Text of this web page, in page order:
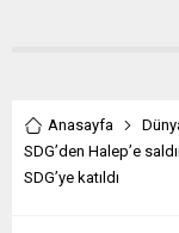
Anasayfa
SDG’den Halep’e
SDG’ye katıldı